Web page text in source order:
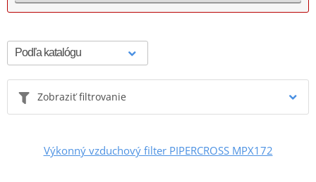
Zobraziť filtrovanie
Výkonný vzduchový filter PIPERCROSS MPX172